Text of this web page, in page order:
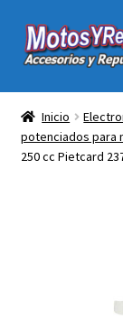
Ir
a
Ir
al
Acc y Rep
Electronica
Herramientas
Inicio
potenciados para
250 cc Pietcard